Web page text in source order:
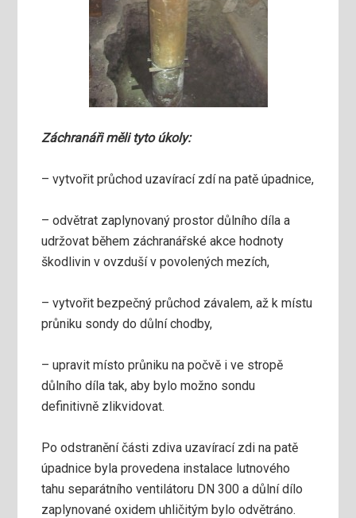
Záchranáři měli tyto úkoly:
– vytvořit průchod uzavírací zdí na patě úpadnice,
– odvětrat zaplynovaný prostor důlního díla a
udržovat během záchranářské akce hodnoty
škodlivin v ovzduší v povolených mezích,
– vytvořit bezpečný průchod závalem, až k místu
průniku sondy do důlní chodby,
– upravit místo průniku na počvě i ve stropě
důlního díla tak, aby bylo možno sondu
definitivně zlikvidovat.
Po odstranění části zdiva uzavírací zdi na patě
úpadnice byla provedena instalace lutnového
tahu separátního ventilátoru DN 300 a důlní dílo
zaplynované oxidem uhličitým bylo odvětráno.